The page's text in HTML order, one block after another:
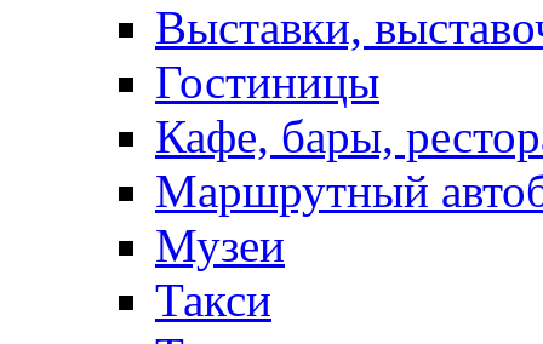
Выставки,
Гостиницы
Кафе, бары,
Маршрутный
Музеи
Такси